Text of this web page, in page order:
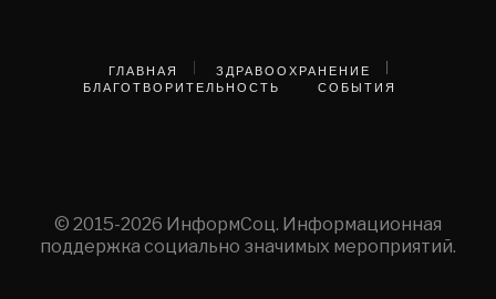
ГЛАВНАЯ
ЗДРАВООХРАНЕНИЕ
БЛАГОТВОРИТЕЛЬНОСТЬ
СОБЫТИЯ
© 2015-2026 ИнформСоц. Информационная
поддержка социально значимых мероприятий.